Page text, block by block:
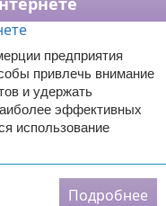
предприятия
привлечь внимание
и удержать
эффективных
использование
Подробнее